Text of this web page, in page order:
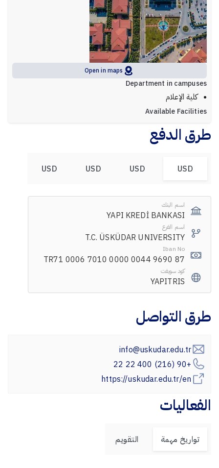
Open in maps
Department in campuses
كلية الإعلام
Available Facilities
طرق الدفع
USD
USD
USD
USD
اسم البنك
YAPI KREDİ BANKASI
اسم الفرع
T.C. ÜSKÜDAR UNIVERSITY
Iban No
TR71 0006 7010 0000 0044 9690 87
كود سويفت
YAPITRIS
طرق التواصل
info@uskudar.edu.tr
+90 (216) 400 22 22
https://uskudar.edu.tr/en
الفعاليات
تواريخ مهمة التقويم